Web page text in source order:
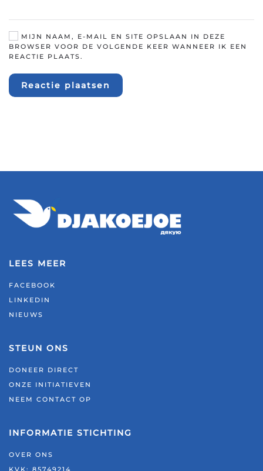
MIJN NAAM, E-MAIL EN SITE OPSLAAN IN DEZE
BROWSER VOOR DE VOLGENDE KEER WANNEER IK EEN
REACTIE PLAATS.
Reactie plaatsen
LEES MEER
FACEBOOK
LINKEDIN
NIEUWS
STEUN ONS
DONEER DIRECT
ONZE INITIATIEVEN
NEEM CONTACT OP
INFORMATIE STICHTING
OVER ONS